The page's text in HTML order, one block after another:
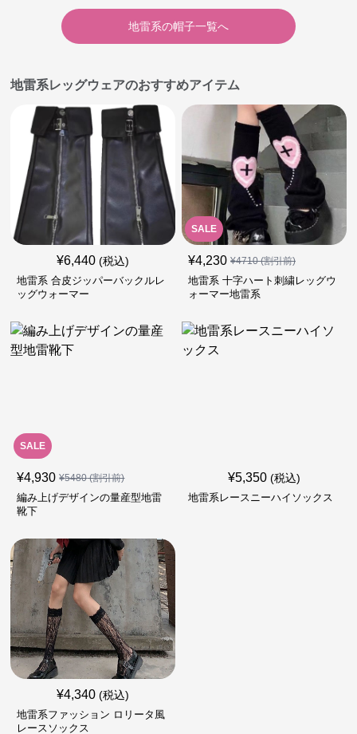
地雷系の帽子一覧へ
地雷系レッグウェアのおすすめアイテム
¥6,440 (税込)
地雷系 合皮ジッパーバックルレ
ッグウォーマー
SALE
¥4,230 ¥4710(割引前)
地雷系 十字ハート刺繍レッグウ
ォーマー地雷系
SALE
¥4,930 ¥5480(割引前)
編み上げデザインの量産型地雷
靴下
¥5,350 (税込)
地雷系レースニーハイソックス
¥4,340 (税込)
地雷系ファッション ロリータ風
レースソックス